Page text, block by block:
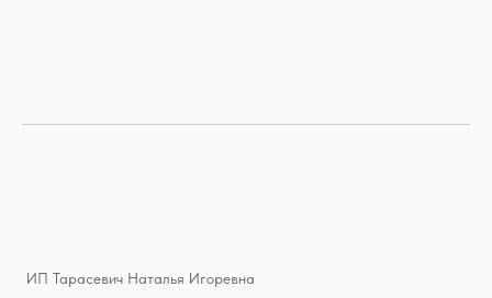
ИП Тарасевич Наталья Игоревна